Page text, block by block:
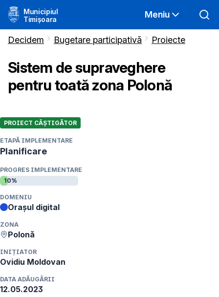
Municipiul
Timișoara
Meniu
Decidem Bugetare participativă Proiecte
Sistem de supraveghere
pentru toată zona Polonă
PROIECT CÂȘTIGĂTOR
ETAPĂ IMPLEMENTARE
Planificare
PROGRES IMPLEMENTARE
10%
DOMENIU
Orașul digital
ZONA
Polonă
INIȚIATOR
Ovidiu Moldovan
DATA ADĂUGĂRII
12.05.2023